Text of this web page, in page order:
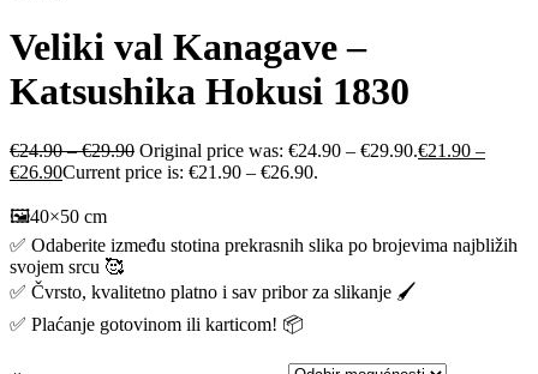
Veliki val Kanagave –
Katsushika Hokusi 1830
€24.90–€29.90 Original price was: €24.90 – €29.90.€21.90 –
€26.90Current price is: €21.90 – €26.90.
🖼️40×50 cm
✅ Odaberite između stotina prekrasnih slika po brojevima najbližih
svojem srcu 🥰
✅ Čvrsto, kvalitetno platno i sav pribor za slikanje 🖌️
✅ Plaćanje gotovinom ili karticom! 📦